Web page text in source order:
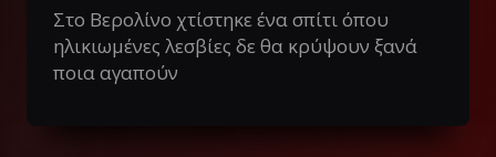
Στο Βερολίνο χτίστηκε ένα σπίτι όπου
ηλικιωμένες λεσβίες δε θα κρύψουν ξανά
ποια αγαπούν